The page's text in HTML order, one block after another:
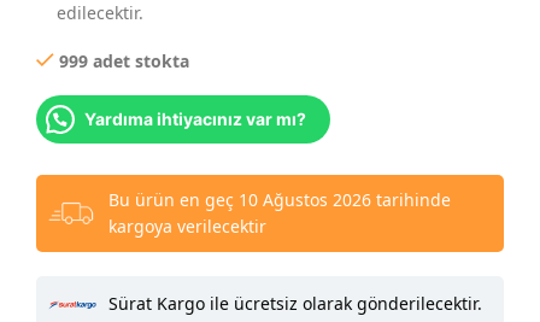
edilecektir.
999 adet stokta
Yardıma ihtiyacınız var mı?
Bu ürün en geç 10 Ağustos 2026 tarihinde
kargoya verilecektir
Sürat Kargo ile ücretsiz olarak gönderilecektir.